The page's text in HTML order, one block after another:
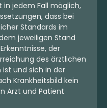
in jedem Fall möglich,
dass bei
Standards im
jeweiligen Stand
der
des ärztlichen
ist und sich in der
Krankheitsbild kein
Arzt und Patient